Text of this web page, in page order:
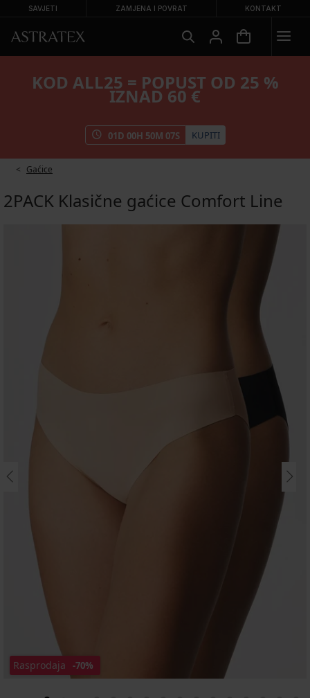
SAVJETI ZAMJENA I POVRAT KONTAKT
KOD ALL25 = POPUST OD 25 %
IZNAD 60 €
01D 00H 50M 07S KUPITI
Gaćice
2PACK Klasične gaćice Comfort Line
Rasprodaja -70%